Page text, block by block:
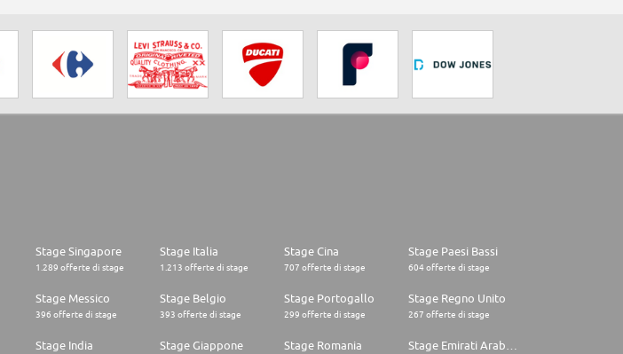
Stage Singapore
1.289 offerte di stage
Stage Italia
1.213 offerte di stage
Stage Cina
707 offerte di stage
Stage Paesi Bassi
604 offerte di stage
Stage Messico
396 offerte di stage
Stage Belgio
393 offerte di stage
Stage Portogallo
299 offerte di stage
Stage Regno Unito
267 offerte di stage
Stage India Stage Giappone Stage Romania